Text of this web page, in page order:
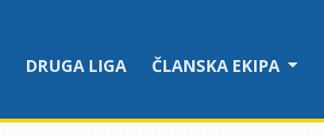
DRUGA LIGA ČLANSKA EKIPA